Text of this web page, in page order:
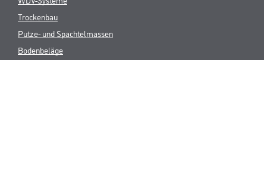
Trockenbau
Putze- und Spachtelmassen
Bodenbeläge